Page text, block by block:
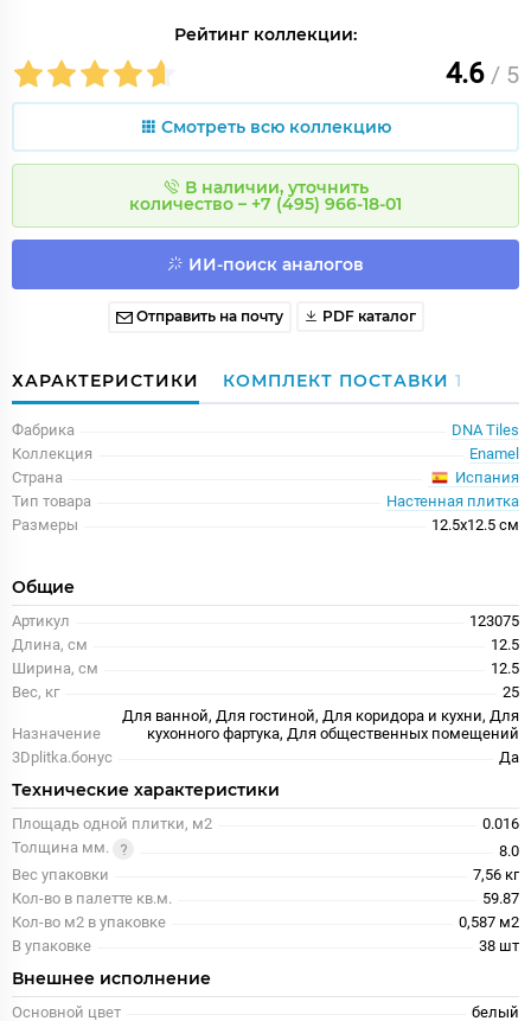
Рейтинг коллекции:
4.6 / 5
Смотреть всю коллекцию
В наличии, уточнить
количество – +7 (495) 966-18-01
ИИ-поиск аналогов
Отправить на почту PDF каталог
ХАРАКТЕРИСТИКИ КОМПЛЕКТ ПОСТАВКИ 1
Фабрика
DNA Tiles
Коллекция
Enamel
Страна
Испания
Тип товара
Настенная плитка
Размеры
12.5x12.5 см
Общие
Артикул
123075
Длина, см
12.5
Ширина, см
12.5
Вес, кг
25
Назначение
Для ванной, Для гостиной, Для коридора и кухни, Для
кухонного фартука, Для общественных помещений
3Dplitka.бонус
Да
Технические характеристики
Площадь одной плитки, м2
0.016
Толщина мм.
8.0
Вес упаковки
7,56 кг
Кол-во в палетте кв.м.
59.87
Кол-во м2 в упаковке
0,587 м2
В упаковке
38 шт
Внешнее исполнение
Основной цвет
белый